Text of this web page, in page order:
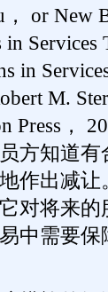
， or New
in
in
M.
Press，
方知道
作出减
对将来
中需要